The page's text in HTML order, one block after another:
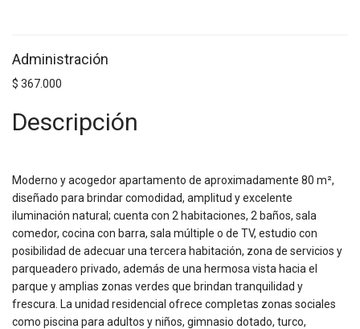
Administración
$ 367.000
Descripción
Moderno y acogedor apartamento de aproximadamente 80 m²,
diseñado para brindar comodidad, amplitud y excelente
iluminación natural; cuenta con 2 habitaciones, 2 baños, sala
comedor, cocina con barra, sala múltiple o de TV, estudio con
posibilidad de adecuar una tercera habitación, zona de servicios y
parqueadero privado, además de una hermosa vista hacia el
parque y amplias zonas verdes que brindan tranquilidad y
frescura. La unidad residencial ofrece completas zonas sociales
como piscina para adultos y niños, gimnasio dotado, turco,